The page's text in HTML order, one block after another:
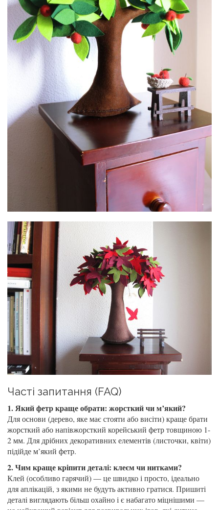
Часті запитання (FAQ)
1. Який фетр краще обрати: жорсткий чи м’який?
Для основи (дерево, яке має стояти або висіти) краще брати
жорсткий або напівжорсткий корейський фетр товщиною 1-
2 мм. Для дрібних декоративних елементів (листочки, квіти)
підійде м’який фетр.
2. Чим краще кріпити деталі: клеєм чи нитками?
Клей (особливо гарячий) — це швидко і просто, ідеально
для аплікацій, з якими не будуть активно гратися. Пришиті
деталі виглядають більш охайно і є набагато міцнішими —